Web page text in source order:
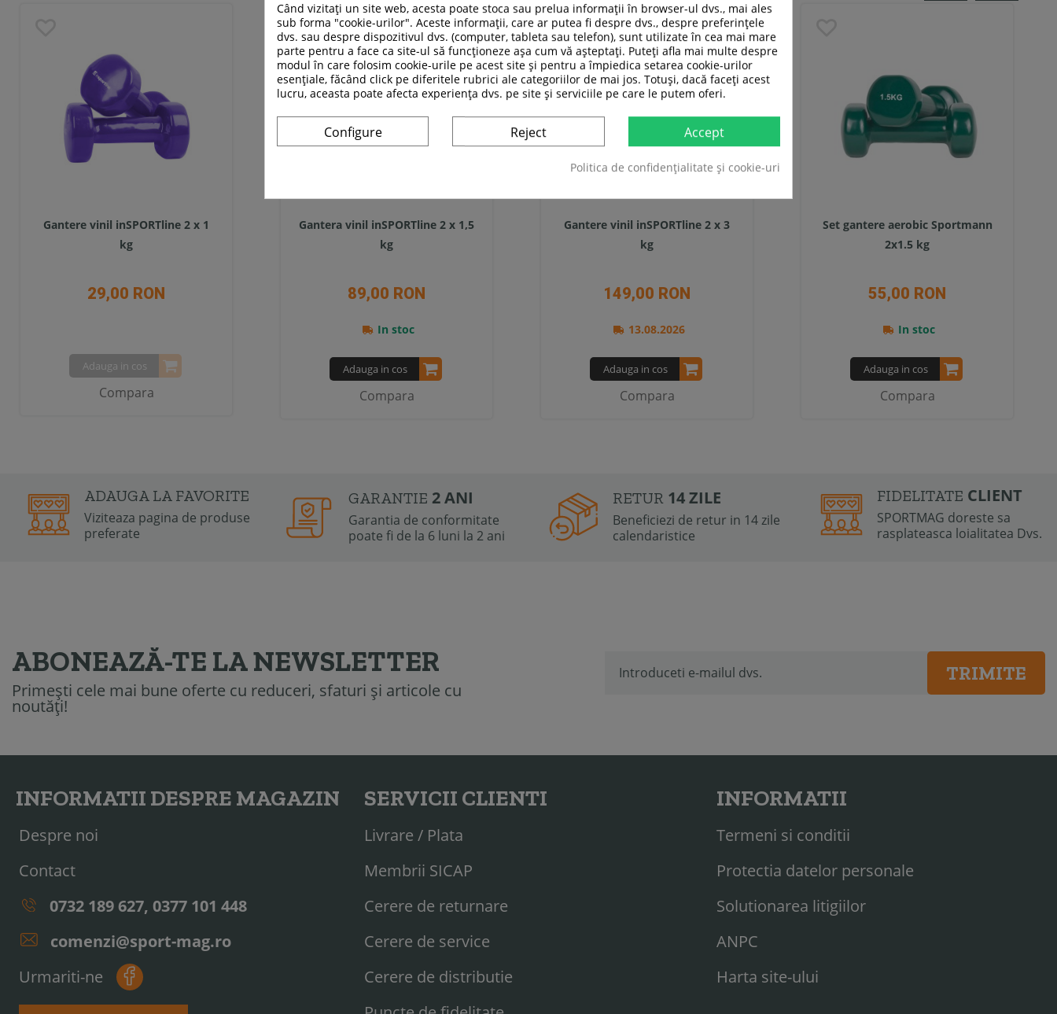
Gantere vinil inSPORTline 2 x 1
kg
29,00 RON
Adauga in cos
Compara
Gantera vinil inSPORTline 2 x 1,5
kg
89,00 RON
In stoc
Adauga in cos
Compara
Gantere vinil inSPORTline 2 x 3
kg
149,00 RON
13.08.2026
Adauga in cos
Compara
Set gantere aerobic Sportmann
2x1.5 kg
55,00 RON
In stoc
Adauga in cos
Compara
ADAUGA LA FAVORITE
Viziteaza pagina de produse
preferate
GARANTIE 2 ANI
Garantia de conformitate
poate fi de la 6 luni la 2 ani
RETUR 14 ZILE
Beneficiezi de retur in 14 zile
calendaristice
FIDELITATE CLIENT
SPORTMAG doreste sa
rasplateasca loialitatea Dvs.
ABONEAZĂ-TE LA NEWSLETTER
Primești cele mai bune oferte cu reduceri, sfaturi și articole cu
noutăți!
TRIMITE
INFORMATII DESPRE MAGAZIN
Despre noi
Contact
0732 189 627, 0377 101 448
comenzi@sport-mag.ro
Urmariti-ne
SERVICII CLIENTI
Livrare / Plata
Membrii SICAP
Cerere de returnare
Cerere de service
Cerere de distributie
INFORMATII
Termeni si conditii
Protectia datelor personale
Solutionarea litigiilor
ANPC
Harta site-ului
Când vizitați un site web, acesta poate stoca sau prelua informații în browser-ul dvs., mai ales
sub forma "cookie-urilor". Aceste informații, care ar putea fi despre dvs., despre preferințele
dvs. sau despre dispozitivul dvs. (computer, tableta sau telefon), sunt utilizate în cea mai mare
parte pentru a face ca site-ul să funcționeze așa cum vă așteptați. Puteți afla mai multe despre
modul în care folosim cookie-urile pe acest site și pentru a împiedica setarea cookie-urilor
esențiale, făcând click pe diferitele rubrici ale categoriilor de mai jos. Totuși, dacă faceți acest
lucru, aceasta poate afecta experiența dvs. pe site și serviciile pe care le putem oferi.
Configure Reject Accept
Politica de confidențialitate și cookie-uri